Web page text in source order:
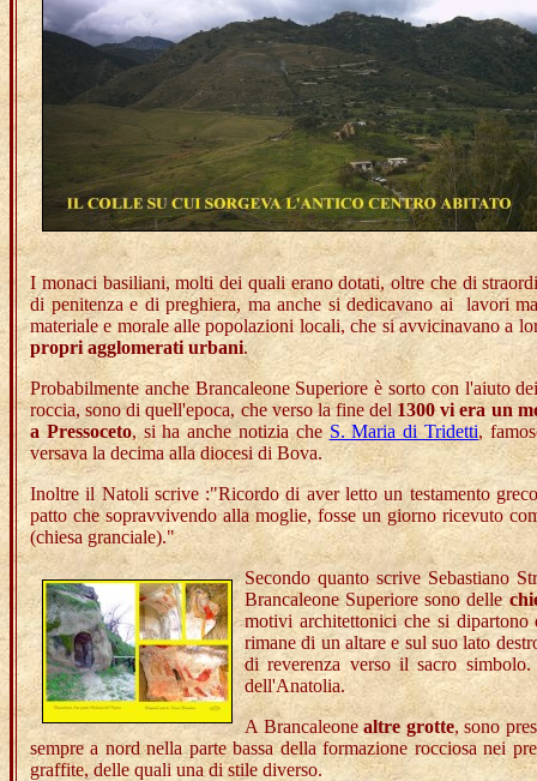
I monaci basiliani, molti dei quali erano dotati, oltre che di
di penitenza e di preghiera, ma anche si dedicavano ai lavori
materiale e morale alle popolazioni locali, che si avvicinavano a
propri agglomerati urbani.
Probabilmente anche Brancaleone Superiore è sorto con l'aiuto
roccia, sono di quell'epoca, che verso la fine del 1300 vi era un
a Pressoceto, si ha anche notizia che S. Maria di Tridetti,
versava la decima alla diocesi di Bova.
Inoltre il Natoli scrive :"Ricordo di aver letto un testamento
patto che sopravvivendo alla moglie, fosse un giorno ricevuto
(chiesa granciale)."
Secondo quanto scrive Sebastiano
Brancaleone Superiore sono delle
motivi architettonici che si
rimane di un altare e sul suo lato
di reverenza verso il sacro
dell'Anatolia.
A Brancaleonealtre grotte, sono
sempre a nord nella parte bassa della formazione rocciosa nei
graffite, delle quali una di stile diverso.